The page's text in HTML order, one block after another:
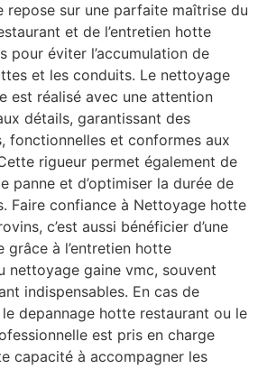
repose sur une parfaite maîtrise du
et de l’entretien hotte
pour éviter l’accumulation de
et les conduits. Le nettoyage
est réalisé avec une attention
détails, garantissant des
fonctionnelles et conformes aux
rigueur permet également de
panne et d’optimiser la durée de
Faire confiance à Nettoyage hotte
c’est aussi bénéficier d’une
à l’entretien hotte
nettoyage gaine vmc, souvent
indispensables. En cas de
depannage hotte restaurant ou le
est pris en charge
capacité à accompagner les